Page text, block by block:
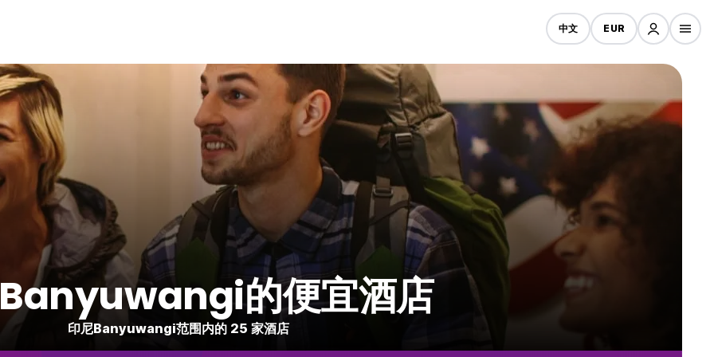
中文 EUR
的便宜酒店
印尼Banyuwangi范围内的 25 家酒店